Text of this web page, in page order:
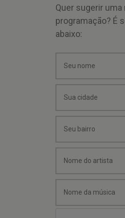
Quer sugerir
programação? É
abaixo: